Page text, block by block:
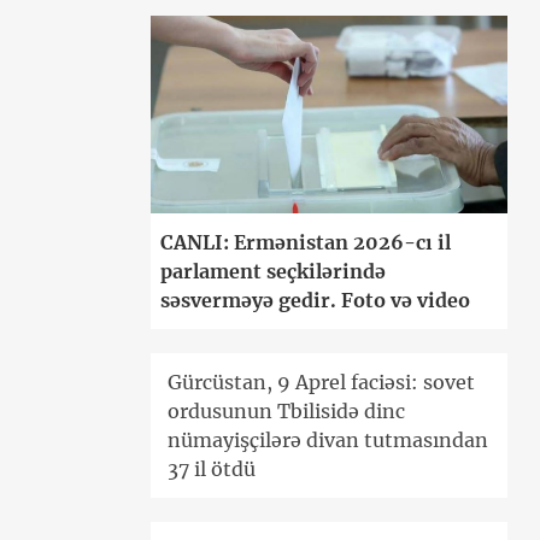
CANLI: Ermənistan 2026-cı il
parlament seçkilərində
səsverməyə gedir. Foto və video
Gürcüstan, 9 Aprel faciəsi: sovet
ordusunun Tbilisidə dinc
nümayişçilərə divan tutmasından
37 il ötdü